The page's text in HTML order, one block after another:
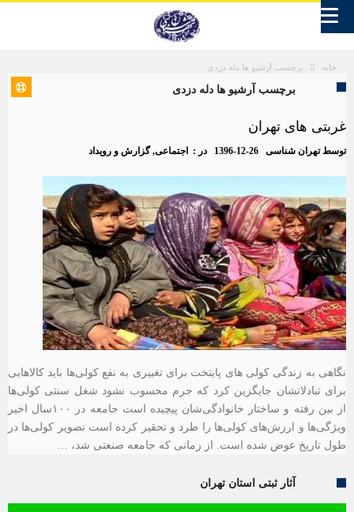
خانه برچسب آرشیو ها دله دزدی
برچسب آرشیو ها دله دزدی
غربتی های تهران
توسطتهران شناسی 1396-12-26 در : اجتماعی,گزارش و رویداد
نگاهی به زندگی کولی های پایتخت برای تغییری به نفع کولی‌ها باید کالاهایی
برای تبادلاتشان جایگزین کرد که جرم محسوب نشود شغل سنتی کولی‌ها
از بین رفته و ساختار خانوادگی‌شان پیچیده است جامعه در ١٠٠‌سال اخیر
ویژگی‌ها و ارزش‌های کولی‌ها را طرد و تحقیر کرده است تصویر کولی‌ها در
طول تاریخ عوض شده است. از زمانی که جامعه صنعتی شد، …
آثار ثبتی استان تهران